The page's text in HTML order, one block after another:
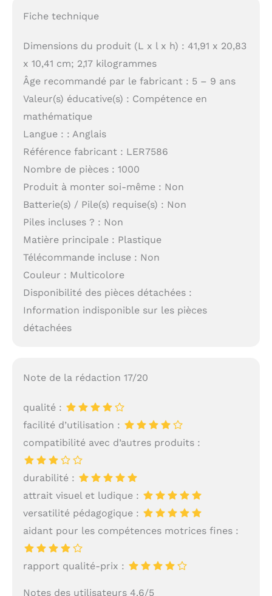
Fiche technique
Dimensions du produit (L x l x h) : 41,91 x 20,83
x 10,41 cm; 2,17 kilogrammes
Âge recommandé par le fabricant : 5 – 9 ans
Valeur(s) éducative(s) : Compétence en
mathématique
Langue : : Anglais
Référence fabricant : LER7586
Nombre de pièces : 1000
Produit à monter soi-même : Non
Batterie(s) / Pile(s) requise(s) : Non
Piles incluses ? : Non
Matière principale : Plastique
Télécommande incluse : Non
Couleur : Multicolore
Disponibilité des pièces détachées :
Information indisponible sur les pièces
détachées
Note de la rédaction 17/20
qualité :
facilité d’utilisation :
compatibilité avec d’autres produits :
durabilité :
attrait visuel et ludique :
versatilité pédagogique :
aidant pour les compétences motrices fines :
rapport qualité-prix :
Notes des utilisateurs 4.6/5